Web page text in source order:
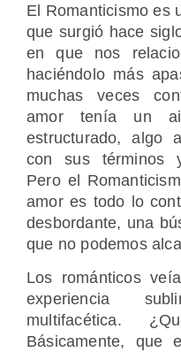
El Romanticismo es
que surgió hace
en que nos
haciéndolo más
muchas veces
amor tenía un
estructurado, algo
con sus términos
Pero el
amor es todo lo
desbordante, una
que no podemos
Los románticos
experiencia
multifacética.
Básicamente, que